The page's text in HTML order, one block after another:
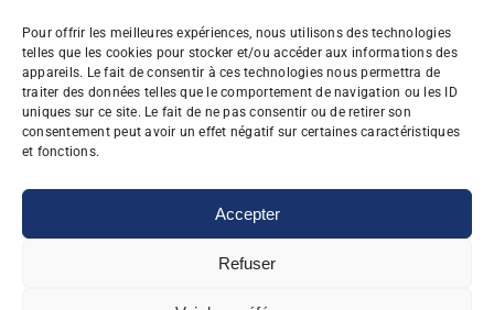
Pour offrir les meilleures expériences, nous utilisons des technologies
telles que les cookies pour stocker et/ou accéder aux informations des
appareils. Le fait de consentir à ces technologies nous permettra de
traiter des données telles que le comportement de navigation ou les ID
uniques sur ce site. Le fait de ne pas consentir ou de retirer son
consentement peut avoir un effet négatif sur certaines caractéristiques
et fonctions.
Accepter
Refuser
Accueil
Prestations
Réalisations